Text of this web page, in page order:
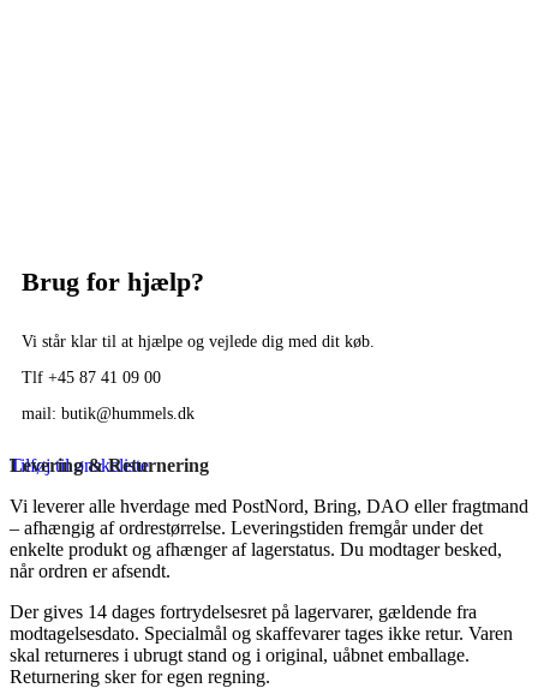
Brug for hjælp?
Vi står klar til at hjælpe og vejlede dig med dit køb.
Tlf +45 87 41 09 00
mail: butik@hummels.dk
Tilføj til ønskeliste
Levering & Returnering
Vi leverer alle hverdage med PostNord, Bring, DAO eller fragtmand
– afhængig af ordrestørrelse. Leveringstiden fremgår under det
enkelte produkt og afhænger af lagerstatus. Du modtager besked,
når ordren er afsendt.
Der gives 14 dages fortrydelsesret på lagervarer, gældende fra
modtagelsesdato. Specialmål og skaffevarer tages ikke retur. Varen
skal returneres i ubrugt stand og i original, uåbnet emballage.
Returnering sker for egen regning.